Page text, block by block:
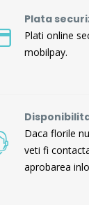
Plata
Plati online
mobilpay.
Daca florile
veti fi
aprobarea